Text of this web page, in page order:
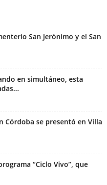
San Jerónimo y el San
en simultáneo, esta
Córdoba se presentó en Villa
“Ciclo Vivo”, que